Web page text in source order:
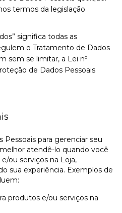
termos da legislação
significa todas as
o Tratamento de Dados
sem se limitar, a Lei nº
de Dados Pessoais
para gerenciar seu
atendê-lo quando você
ou serviços na Loja,
sua experiência. Exemplos de
produtos e/ou serviços na